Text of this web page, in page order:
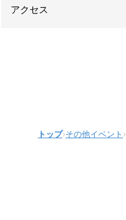
アクセス
トップ›その他イベント ›